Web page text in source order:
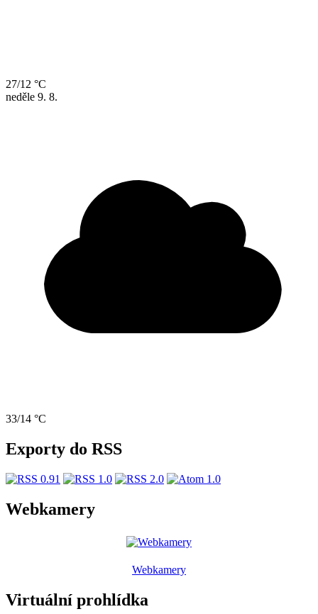
27/12 °C
neděle 9. 8.
33/14 °C
Exporty do RSS
Webkamery
Webkamery
Virtuální prohlídka